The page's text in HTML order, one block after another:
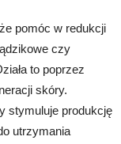
pomóc w redukcji
czy
to poprzez
skóry.
stymuluje produkcję
utrzymania